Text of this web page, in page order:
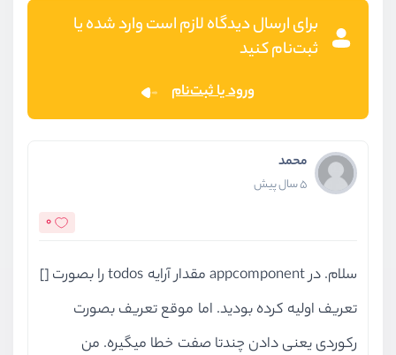
برای ارسال دیدگاه لازم است وارد شده یا
ثبت‌نام کنید
ورود یا ثبت‌نام
محمد
5 سال پیش
0
سلام. در appcomponent مقدار آرایه todos را بصورت []
تعریف اولیه کرده بودید. اما موقع تعریف بصورت
رکوردی یعنی دادن چندتا صفت خطا میگیره. من